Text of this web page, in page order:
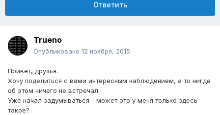
Ответить
Trueno
Опубликовано 12 ноября, 2015
Привет, друзья.
Хочу поделиться с вами интересным наблюдением, а то нигде
об этом ничего не встречал.
Уже начал задумываться - может это у меня только здесь
такое?